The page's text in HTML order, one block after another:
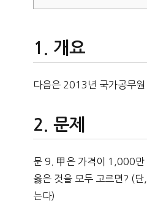
개요
다음은 2013년 국가공무원
문제
문 9. 甲은 가격이 1,000만
옳은 것을 모두 고르면? (
는다)